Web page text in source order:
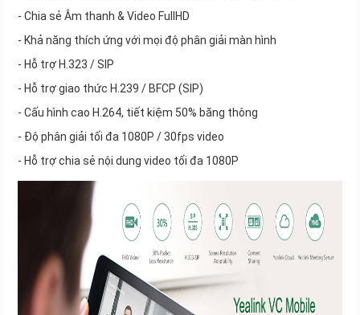
- Chia sẻ Âm thanh & Video FullHD
- Khả năng thích ứng với mọi độ phân giải màn hình
- Hỗ trợ H.323 / SIP
- Hỗ trợ giao thức H.239 / BFCP (SIP)
- Cấu hình cao H.264, tiết kiệm 50% băng thông
- Độ phân giải tối đa 1080P / 30fps video
- Hỗ trợ chia sẻ nội dung video tối đa 1080P